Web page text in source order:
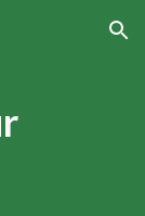
Skip to navigation